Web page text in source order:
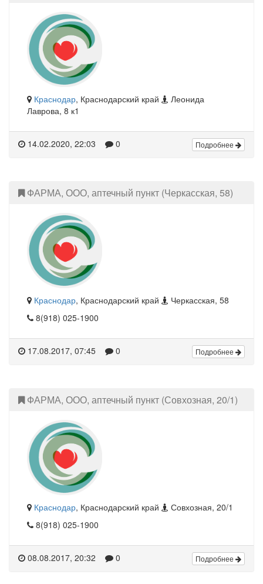
Краснодар, Краснодарский край
Леонида
Лаврова, 8 к1
14.02.2020, 22:03 0 Подробнее
ФАРМА, ООО, аптечный пункт (Черкасская, 58)
Краснодар, Краснодарский край
Черкасская, 58
8(918) 025-1900
17.08.2017, 07:45 0 Подробнее
ФАРМА, ООО, аптечный пункт (Совхозная, 20/1)
Краснодар, Краснодарский край
Совхозная, 20/1
8(918) 025-1900
08.08.2017, 20:32 0 Подробнее